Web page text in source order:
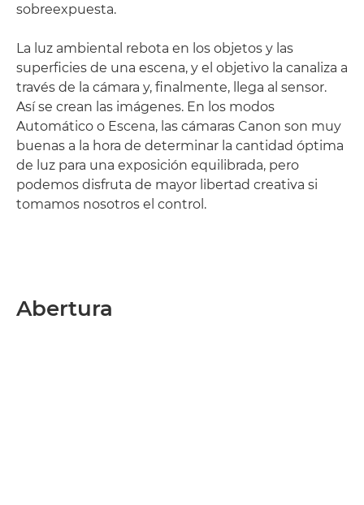
sobreexpuesta.
La luz ambiental rebota en los objetos y las
superficies de una escena, y el objetivo la canaliza a
través de la cámara y, finalmente, llega al sensor.
Así se crean las imágenes. En los modos
Automático o Escena, las cámaras Canon son muy
buenas a la hora de determinar la cantidad óptima
de luz para una exposición equilibrada, pero
podemos disfruta de mayor libertad creativa si
tomamos nosotros el control.
Abertura